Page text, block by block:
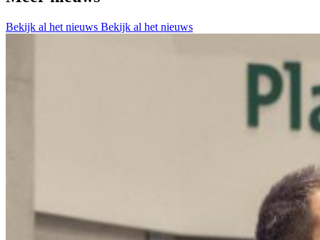
Bekijk al het nieuws Bekijk al het nieuws